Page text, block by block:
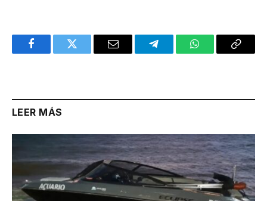
FacebookTwitter Email TelegramWhatsAppCopy
LEER MÁS